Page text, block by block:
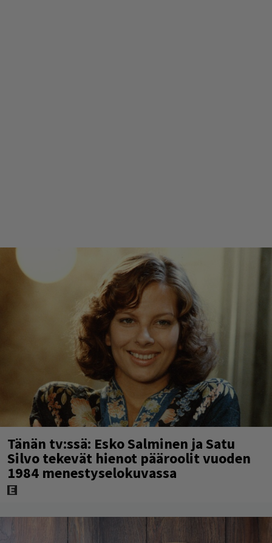
Tänän tv:ssä: Esko Salminen ja Satu
Silvo tekevät hienot pääroolit vuoden
1984 menestyselokuvassa